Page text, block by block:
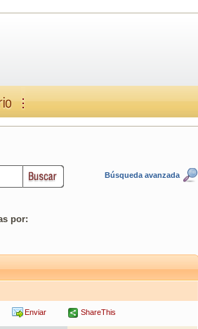
Búsqueda avanzada
por:
Enviar ShareThis